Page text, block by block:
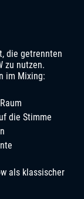
die getrennten
zu nutzen.
im Mixing:
die Stimme
als klassischer